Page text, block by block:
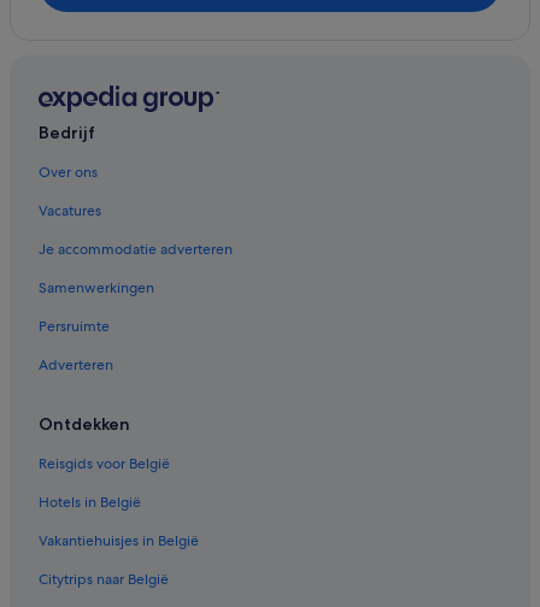
Bedrijf
Over ons
Vacatures
Je accommodatie adverteren
Samenwerkingen
Persruimte
Adverteren
Ontdekken
Reisgids voor België
Hotels in België
Vakantiehuisjes in België
Citytrips naar België